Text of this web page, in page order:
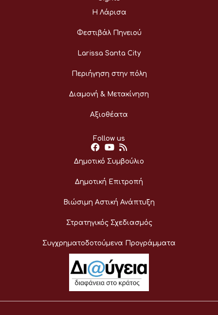
Η Λάρισα
Φεστιβάλ Πηνειού
Larissa Santa City
Περιήγηση στην πόλη
Διαμονή & Μετακίνηση
Αξιοθέατα
Follow us
Δημοτικό Συμβούλιο
Δημοτική Επιτροπή
Βιώσιμη Αστική Ανάπτυξη
Στρατηγικός Σχεδιασμός
Συγχρηματοδοτούμενα Προγράμματα